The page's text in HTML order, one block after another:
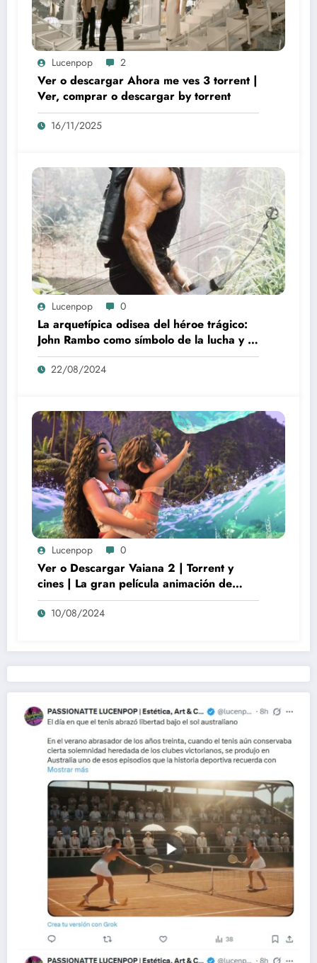
Lucenpop 2
Ver o descargar Ahora me ves 3 torrent |
Ver, comprar o descargar by torrent
16/11/2025
Lucenpop 0
La arquetípica odisea del héroe trágico:
John Rambo como símbolo de la lucha y la
alienación en la modernidad
22/08/2024
Lucenpop 0
Ver o Descargar Vaiana 2 | Torrent y
cines | La gran película animación de
culto Disney | *****
10/08/2024